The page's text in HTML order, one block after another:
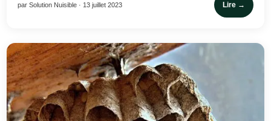
par Solution Nuisible · 13 juillet 2023 Lire →